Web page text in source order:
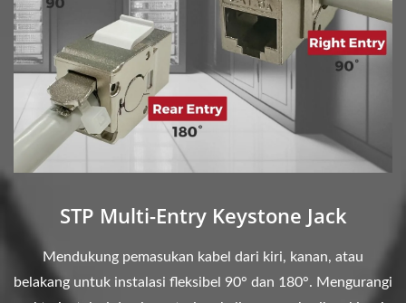
STP Multi-Entry Keystone Jack
Mendukung pemasukan kabel dari kiri, kanan, atau
belakang untuk instalasi fleksibel 90° dan 180°. Mengurangi